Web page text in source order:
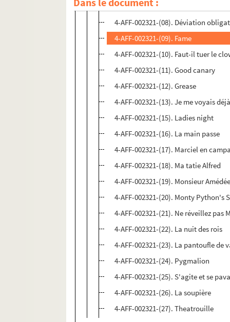
4-AFF-002321-(14). Comic
4-AFF-002321-(08). Déviation
4-AFF-002321-(09). Fame
4-AFF-002321-(10). Faut-il tuer le
4-AFF-002321-(11). Good canary
4-AFF-002321-(12). Grease
4-AFF-002321-(13). Je me voyais
4-AFF-002321-(15). Ladies night
4-AFF-002321-(16). La main passe
4-AFF-002321-(17). Marciel en
4-AFF-002321-(18). Ma tatie Alfred
4-AFF-002321-(19). Monsieur
4-AFF-002321-(20). Monty Python's
4-AFF-002321-(21). Ne réveillez pas
4-AFF-002321-(22). La nuit des rois
4-AFF-002321-(23). La pantoufle de
4-AFF-002321-(24). Pygmalion
4-AFF-002321-(25). S'agite et se
4-AFF-002321-(26). La soupière
4-AFF-002321-(27). Theatrouille